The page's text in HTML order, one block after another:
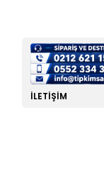
İLETIŞIM